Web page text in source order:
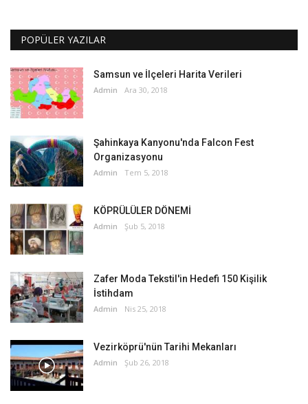
POPÜLER YAZILAR
Samsun ve İlçeleri Harita Verileri
Admin Ara 30, 2018
Şahinkaya Kanyonu'nda Falcon Fest
Organizasyonu
Admin Tem 5, 2018
KÖPRÜLÜLER DÖNEMİ
Admin Şub 5, 2018
Zafer Moda Tekstil'in Hedefi 150 Kişilik
İstihdam
Admin Nis 25, 2018
Vezirköprü'nün Tarihi Mekanları
Admin Şub 26, 2018